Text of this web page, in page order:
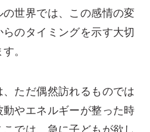
世界では、この感情の変
のタイミングを示す大切
。
ただ偶然訪れるものでは
やエネルギーが整った時